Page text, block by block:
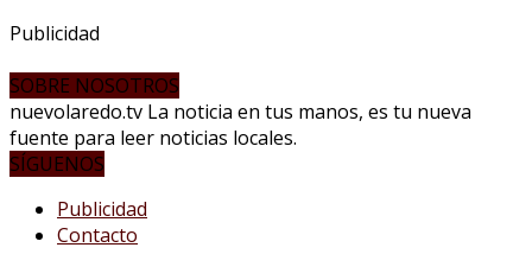
Publicidad
SOBRE NOSOTROS
nuevolaredo.tv La noticia en tus manos, es tu nueva
fuente para leer noticias locales.
SÍGUENOS
Publicidad
Contacto